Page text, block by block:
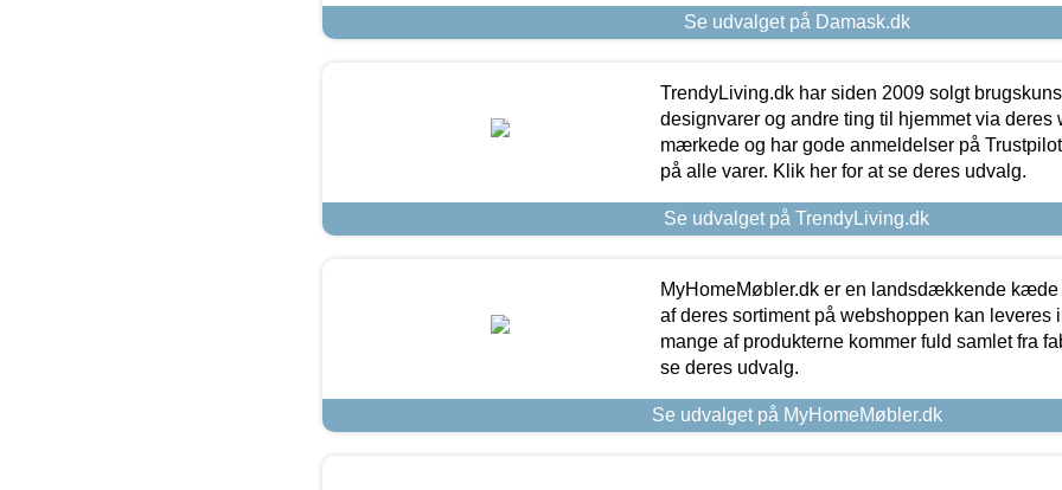
Se udvalget på Damask.dk
TrendyLiving.dk har siden 2009 solgt
designvarer og andre ting til hjemmet via deres
mærkede og har gode anmeldelser på
på alle varer. Klik her for at se deres udvalg.
Se udvalget på TrendyLiving.dk
MyHomeMøbler.dk er en landsdækkende kæde
af deres sortiment på webshoppen kan leveres
mange af produkterne kommer fuld samlet fra
se deres udvalg.
Se udvalget på MyHomeMøbler.dk